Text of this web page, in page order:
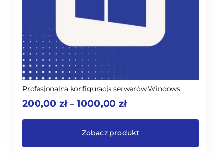
Profesjonalna konfiguracja serwerów Windows
200,00zł – 1000,00 złZakres
od
200,00 zł
Zobacz produkt